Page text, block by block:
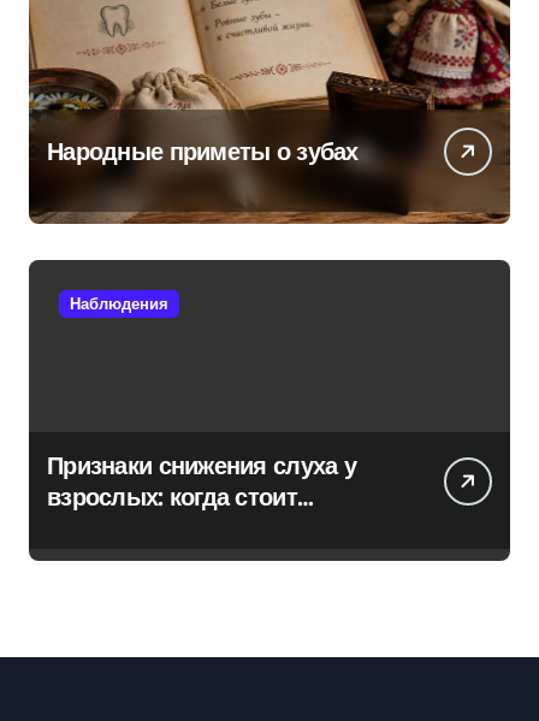
Народные приметы о зубах
Наблюдения
Признаки снижения слуха у
взрослых: когда стоит